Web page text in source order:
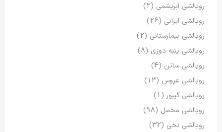
روبالشی ابریشمی (2)
روبالشی ایرانی (26)
روبالشی بیمارستانی (2)
روبالشی پنبه دوزی (8)
روبالشی ساتن (4)
روبالشی عروس (13)
روبالشی گیپور (1)
روبالشی مخمل (98)
روبالشی نخی (32)